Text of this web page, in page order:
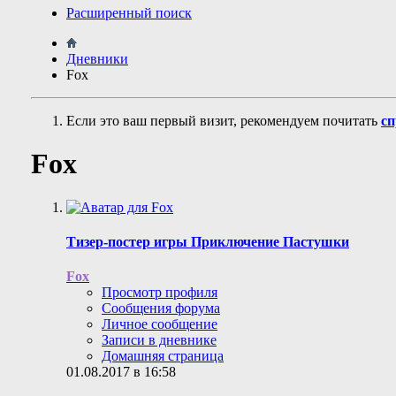
Расширенный поиск
Дневники
Fox
Если это ваш первый визит, рекомендуем почитать
Fox
Тизер-постер игры Приключение Пастушки
Fox
Просмотр профиля
Сообщения форума
Личное сообщение
Записи в дневнике
Домашняя страница
01.08.2017 в 16:58